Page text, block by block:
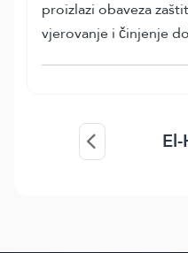
proizlazi obaveza
vjerovanje i činjenje